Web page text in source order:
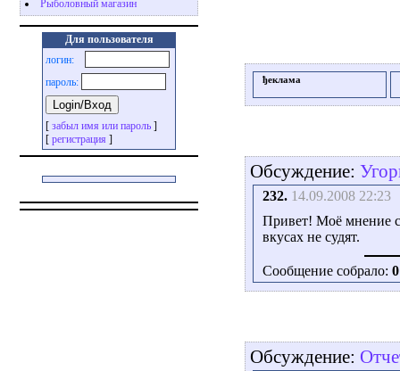
Рыболовный магазин
Для пользователя
логин:
пароль:
[ забыл имя или пароль ]
[ регистрация ]
ђеклама
Обсуждение:
232. 14.09.2008 22:23
Привет! Моё мнение
вкусах не судят.
Сообщение собрало: 0
Обсуждение: